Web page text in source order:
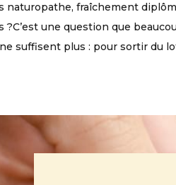
naturopathe, fraîchement
?C’est une question que
suffisent plus : pour sortir du